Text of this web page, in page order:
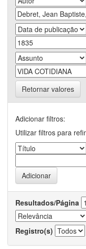
Retornar valores
Adicionar filtros:
Utilizar filtros para
Resultados/Página
Registro(s)